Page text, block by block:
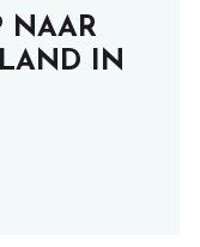
NAAR
IN